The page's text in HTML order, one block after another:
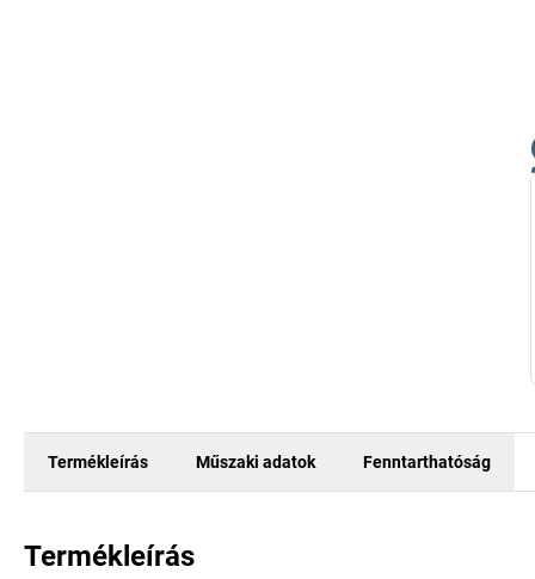
Termékleírás Műszaki adatok Fenntarthatóság
Termékleírás